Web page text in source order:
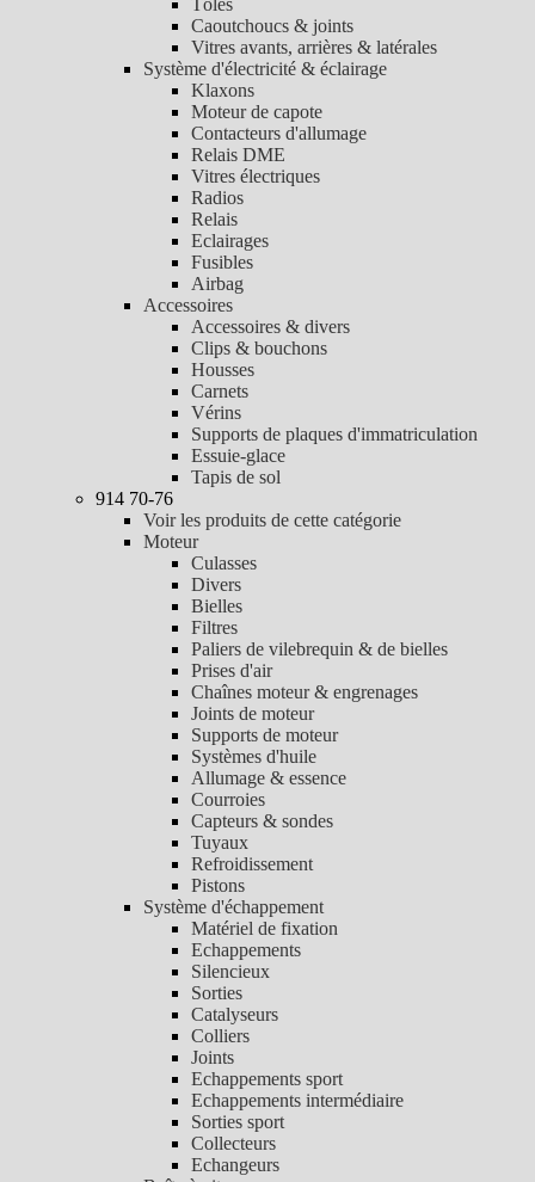
Tôles
Caoutchoucs & joints
Vitres avants, arrières & latérales
Système d'électricité & éclairage
Klaxons
Moteur de capote
Contacteurs d'allumage
Relais DME
Vitres électriques
Radios
Relais
Eclairages
Fusibles
Airbag
Accessoires
Accessoires & divers
Clips & bouchons
Housses
Carnets
Vérins
Supports de plaques d'immatriculation
Essuie-glace
Tapis de sol
914 70-76
Voir les produits de cette catégorie
Moteur
Culasses
Divers
Bielles
Filtres
Paliers de vilebrequin & de bielles
Prises d'air
Chaînes moteur & engrenages
Joints de moteur
Supports de moteur
Systèmes d'huile
Allumage & essence
Courroies
Capteurs & sondes
Tuyaux
Refroidissement
Pistons
Système d'échappement
Matériel de fixation
Echappements
Silencieux
Sorties
Catalyseurs
Colliers
Joints
Echappements sport
Echappements intermédiaire
Sorties sport
Collecteurs
Echangeurs